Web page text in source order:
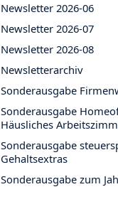
Newsletter 2026-06
Newsletter 2026-07
Newsletter 2026-08
Newsletterarchiv
Sonderausgabe
Sonderausgabe
Häusliches
Sonderausgabe
Gehaltsextras
Sonderausgabe zum